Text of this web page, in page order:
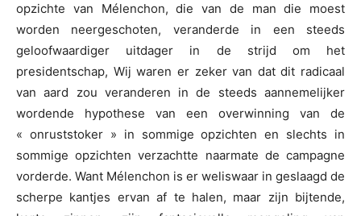
opzichte van Mélenchon, die van de man die moest
worden neergeschoten, veranderde in een steeds
geloofwaardiger uitdager in de strijd om het
presidentschap, Wij waren er zeker van dat dit radicaal
van aard zou veranderen in de steeds aannemelijker
wordende hypothese van een overwinning van de
« onruststoker » in sommige opzichten en slechts in
sommige opzichten verzachtte naarmate de campagne
vorderde. Want Mélenchon is er weliswaar in geslaagd de
scherpe kantjes ervan af te halen, maar zijn bijtende,